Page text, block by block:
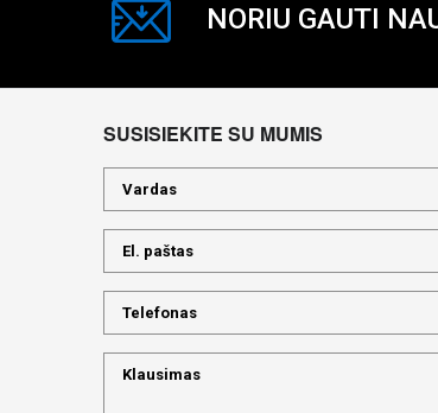
NORIU GAUTI
SUSISIEKITE SU MUMIS